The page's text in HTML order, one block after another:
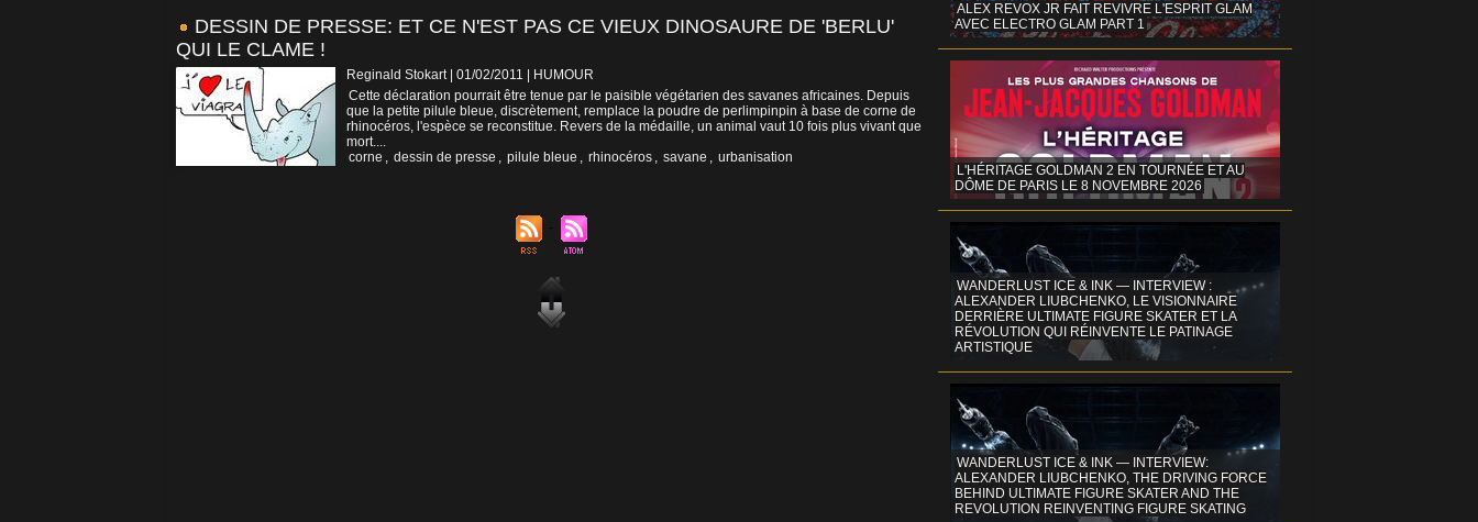
DESSIN DE PRESSE: ET CE N'EST PAS CE VIEUX DINOSAURE DE 'BERLU'
QUI LE CLAME !
Reginald Stokart | 01/02/2011
HUMOUR
Cette déclaration pourrait être tenue par le paisible végétarien des savanes africaines. Depuis
que la petite pilule bleue, discrètement, remplace la poudre de perlimpinpin à base de corne de
rhinocéros, l'espèce se reconstitue. Revers de la médaille, un animal vaut 10 fois plus vivant que
mort....
corne , dessin de presse , pilule bleue , rhinocéros , savane , urbanisation
ALEX REVOX JR FAIT REVIVRE L'ESPRIT GLAM
AVEC ELECTRO GLAM PART 1
L'HÉRITAGE GOLDMAN 2 EN TOURNÉE ET AU
DÔME DE PARIS LE 8 NOVEMBRE 2026
WANDERLUST ICE & INK — INTERVIEW :
ALEXANDER LIUBCHENKO, LE VISIONNAIRE
DERRIÈRE ULTIMATE FIGURE SKATER ET LA
RÉVOLUTION QUI RÉINVENTE LE PATINAGE
ARTISTIQUE
WANDERLUST ICE & INK — INTERVIEW:
ALEXANDER LIUBCHENKO, THE DRIVING FORCE
BEHIND ULTIMATE FIGURE SKATER AND THE
REVOLUTION REINVENTING FIGURE SKATING